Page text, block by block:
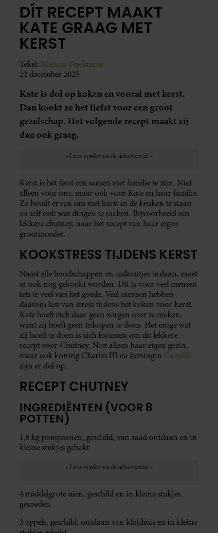
DÍT RECEPT MAAKT
KATE GRAAG MET
KERST
Tekst: Manon Daelmans
22 december 2025
Kate is dol op koken en vooral met kerst.
Dan kookt ze het liefst voor een groot
gezelschap. Het volgende recept maakt zij
dan ook graag.
Kerst is hét feest om samen met familie te zijn. Niet
alleen voor ons, maar ook voor Kate en haar familie.
Ze houdt ervan om met kerst in de keuken te staan
en zelf ook wat dingen te maken. Bijvoorbeeld een
lekkere chutney, naar het recept van haar eigen
grootmoeder.
KOOKSTRESS TIJDENS KERST
Naast alle boodschappen en cadeautjes inslaan, moet
er ook nog gekookt worden. Dit is voor veel mensen
iets te veel van het goede. Veel mensen hebben
daarom last van stress tijdens het koken voor kerst.
Kate hoeft zich daar geen zorgen over te maken,
want zij hoeft geen inkopen te doen. Het enige wat
zij hoeft te doen is zich focussen om dit lekkere
recept voor Chutney. Niet alleen haar eigen gezin,
maar ook koning Charles III en koningin Camilla
zijn er dol op.
RECEPT CHUTNEY
INGREDIËNTEN (VOOR 8
POTTEN)
1,8 kg pompoenen, geschild, van zaad ontdaan en in
kleine stukjes gehakt
4 middelgrote uien, geschild en in kleine stukjes
gesneden
3 appels, geschild, ontdaan van klokhuis en in kleine